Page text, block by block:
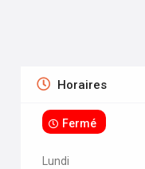
Horaires
Fermé
Lundi